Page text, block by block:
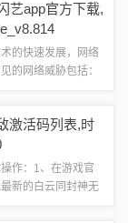
了用户的安全...
艺app官方下载,
的快速发展，网络
的网络威胁包括：
件并索取赎金...
激活码列表,时
作：1、在游戏官
新的白云同封神无